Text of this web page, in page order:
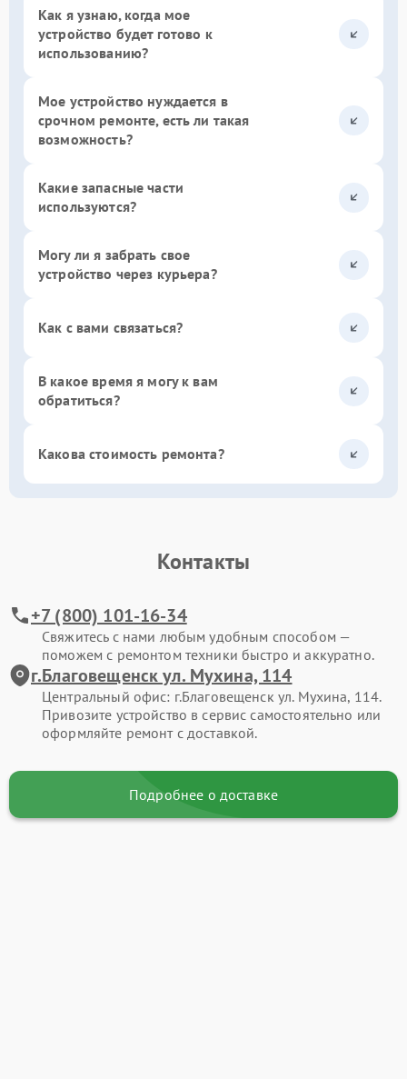
Как я узнаю, когда мое
устройство будет готово к
использованию?
Мое устройство нуждается в
срочном ремонте, есть ли такая
возможность?
Какие запасные части
используются?
Могу ли я забрать свое
устройство через курьера?
Как с вами связаться?
В какое время я могу к вам
обратиться?
Какова стоимость ремонта?
Контакты
+7 (800) 101-16-34
Свяжитесь с нами любым удобным способом —
поможем с ремонтом техники быстро и аккуратно.
г.Благовещенск ул. Мухина, 114
Центральный офис: г.Благовещенск ул. Мухина, 114.
Привозите устройство в сервис самостоятельно или
оформляйте ремонт с доставкой.
Подробнее о доставке